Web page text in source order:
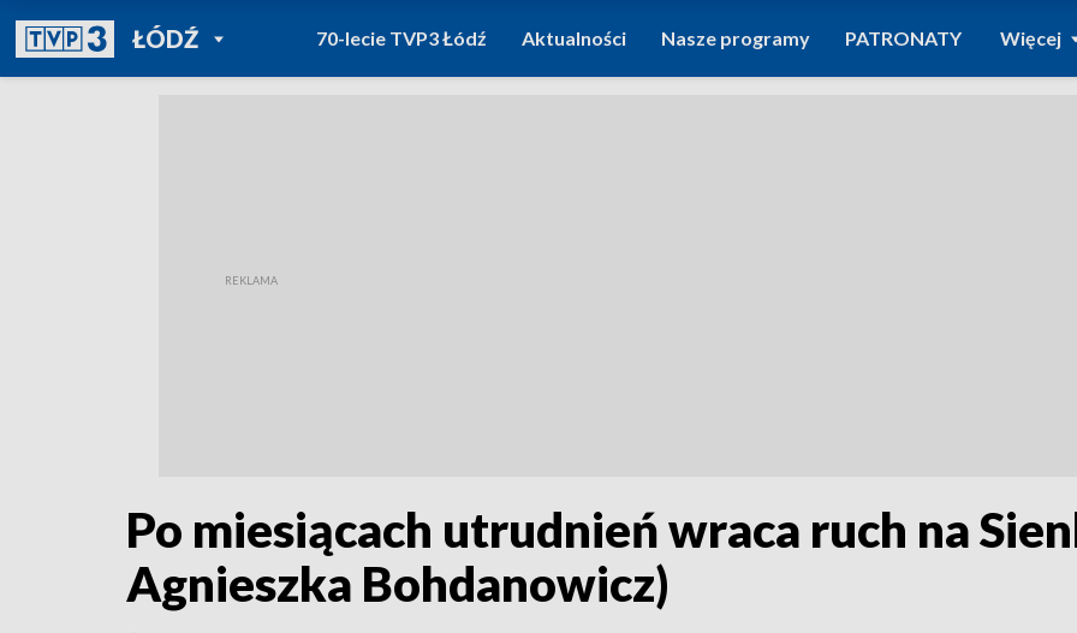
ŁÓDŹPOWRÓT DO
TVP REGIONY
70-lecie TVP3 Łódź Aktualności Nasze programy PATRONATY Więcej
Po miesiącach utrudnień wraca ruch na
Agnieszka Bohdanowicz)